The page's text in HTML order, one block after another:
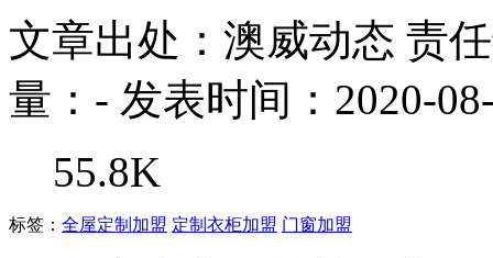
文章出处：澳威动态 责
量： - 发表时间：2020-
55.8K
标签： 全屋定制加盟 定制衣柜加盟 门窗加盟